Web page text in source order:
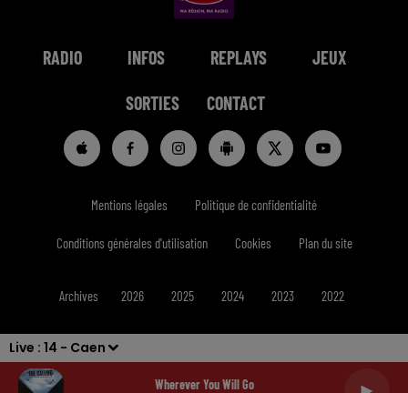
Live : 14 - Caen
Wherever You Will Go
RADIO INFOS REPLAYS JEUX
SORTIES CONTACT
Mentions légales Politique de confidentialité
Conditions générales d'utilisation Cookies Plan du site
Archives 2026 2025 2024 2023 2022